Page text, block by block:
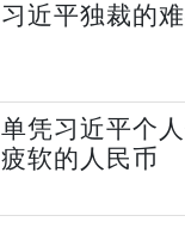
习近平独裁的
单凭习近平个
疲软的人民币